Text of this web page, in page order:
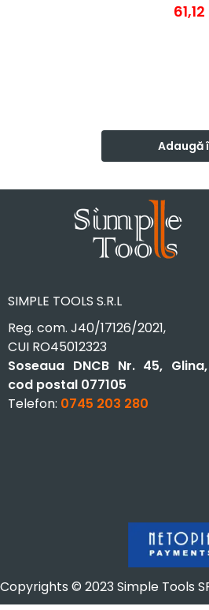
61,12
Adaugă
SIMPLE TOOLS S.R.L
Reg. com. J40/17126/2021,
CUI RO45012323
Soseaua DNCB Nr. 45,
cod postal 077105
Telefon: 0745 203 280
Copyrights © 2023 Simple Tools